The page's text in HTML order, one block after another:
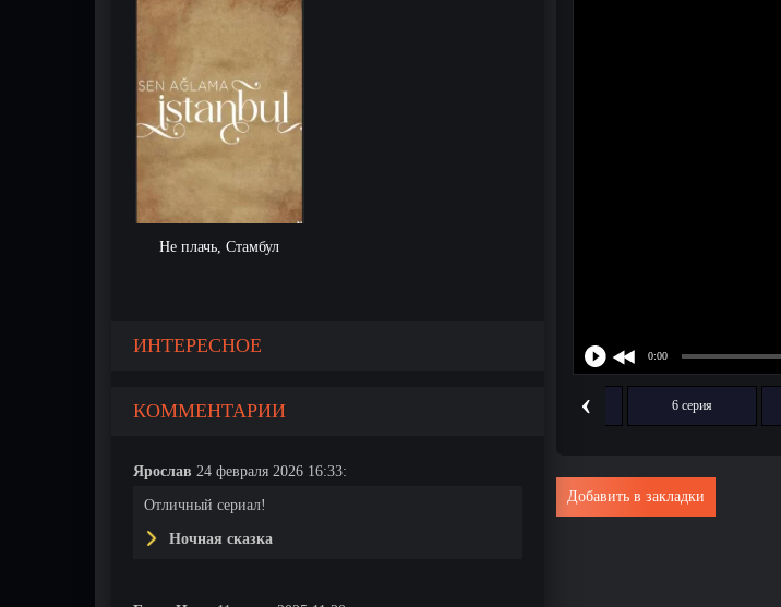
Не плачь, Стамбул
ИНТЕРЕСНОЕ
КОММЕНТАРИИ
Ярослав 24 февраля 2026 16:33:
Отличный сериал!
Ночная сказка
‹
2 серия 3 серия 6 серия
Добавить в закладки